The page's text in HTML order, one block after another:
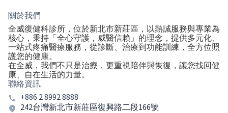
關於我們
全威復健科診所，位於新北市新莊區，以熱誠服務與專業為
核心，秉持「全心守護，威醫信賴」的理念，提供多元化、
一站式疼痛醫療服務，從診斷、治療到功能訓練，全方位照
護您的健康。
在全威，我們不只是治療，更重視陪伴與恢復，讓您找回健
聯絡資訊
+886 2 8992 8888
242台灣新北市新莊區復興路二段166號